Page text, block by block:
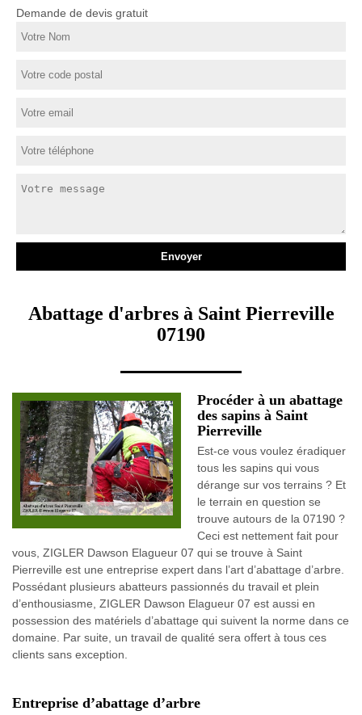
Demande de devis gratuit
Abattage d'arbres à Saint Pierreville
07190
Procéder à un abattage
des sapins à Saint
Pierreville
Est-ce vous voulez éradiquer
tous les sapins qui vous
dérange sur vos terrains ? Et
le terrain en question se
trouve autours de la 07190 ?
Ceci est nettement fait pour
vous, ZIGLER Dawson Elagueur 07 qui se trouve à Saint
Pierreville est une entreprise expert dans l’art d’abattage d’arbre.
Possédant plusieurs abatteurs passionnés du travail et plein
d’enthousiasme, ZIGLER Dawson Elagueur 07 est aussi en
possession des matériels d’abattage qui suivent la norme dans ce
domaine. Par suite, un travail de qualité sera offert à tous ces
clients sans exception.
Entreprise d’abattage d’arbre